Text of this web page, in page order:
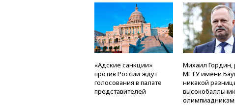
СТИЛЬ ТЕСТЫ
«Адские санкции»
против России ждут
голосования в палате
представителей
Михаил Гордин,
МГТУ имени
никакой